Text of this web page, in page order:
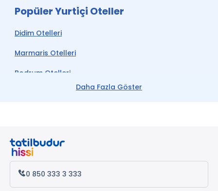
Daha Fazla Göster
Popüler Yurtiçi Oteller
Didim Otelleri
Marmaris Otelleri
Bodrum Otelleri
Antalya Otelleri
Alanya Otelleri
0 850 333 3 333